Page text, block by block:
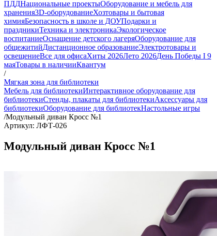
ПДДНациональные проектыОборудование и мебель для
хранения3D-оборудованиеХозтовары и бытовая
химияБезопасность в школе и ДОУПодарки и
праздникиТехника и электроникаЭкологическое
воспитаниеОснащение детского лагеряОборудование для
общежитийДистанционное образованиеЭлектротовары и
освещениеВсе для офисаХиты 2026Лето 2026День Победы I 9
маяТовары в наличииКвантум
/
Мягкая зона для библиотеки
Мебель для библиотекиИнтерактивное оборудование для
библиотекиСтенды, плакаты для библиотекиАксессуары для
библиотекиОборудование для библиотекНастольные игры
/Модульный диван Кросс №1
Артикул: ЛФТ-026
Модульный диван Кросс №1